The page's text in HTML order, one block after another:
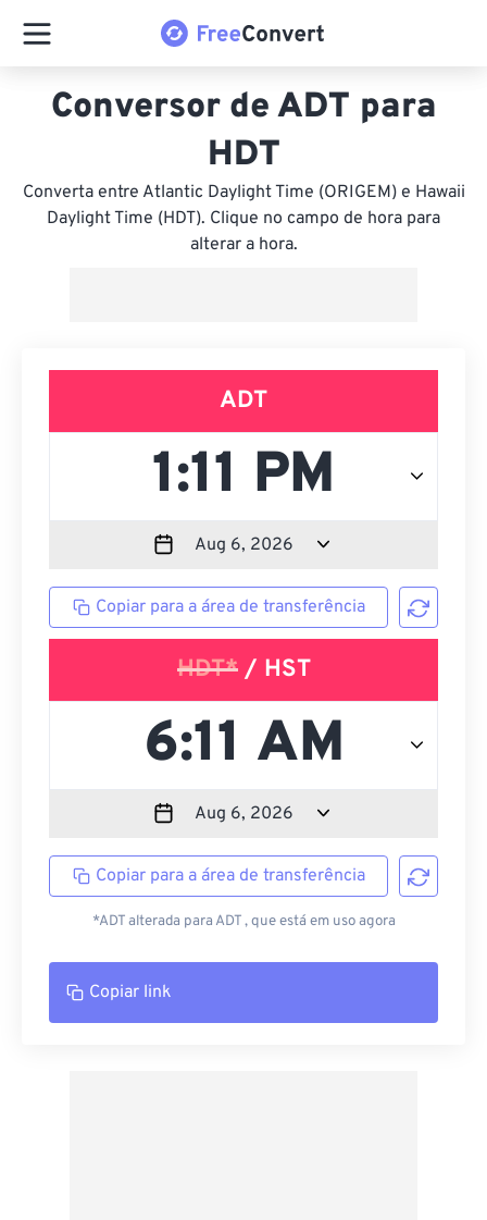
Conversor de ADT para
HDT
Converta entre Atlantic Daylight Time (ORIGEM) e Hawaii
Daylight Time (HDT). Clique no campo de hora para
alterar a hora.
ADT
Copiar para a área de transferência
HDT*/ HST
Copiar para a área de transferência
*ADT alterada para ADT , que está em uso agora
Copiar link